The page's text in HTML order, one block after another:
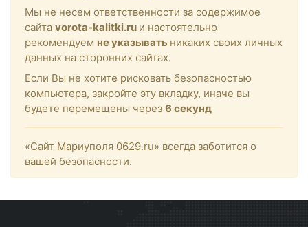
Мы не несем ответственности за содержимое
сайта vorota-kalitki.ru и настоятельно
рекомендуем не указывать никаких своих личных
данных на сторонних сайтах.
Если Вы не хотите рисковать безопасностью
компьютера, закройте эту вкладку, иначе вы
будете перемещены через 6 секунд
«Сайт Мариуполя 0629.ru» всегда заботится о
вашей безопасности.